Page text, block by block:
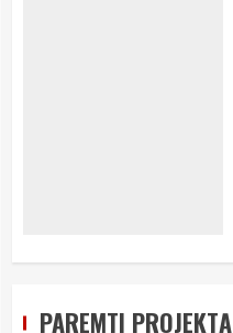
PAREMTI PROJEKTĄ